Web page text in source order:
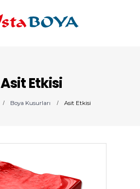
Asit Etkisi
Boya Kusurları Asit Etkisi